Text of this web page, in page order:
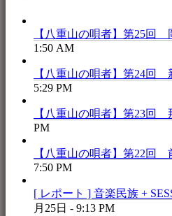
【八重山の唄者】第25回
1:50 AM
【八重山の唄者】第24回
5:29 PM
【八重山の唄者】第23回
PM
【八重山の唄者】第22回
7:50 PM
[ レポート ] 音楽民族 +
月25日 - 9:13 PM